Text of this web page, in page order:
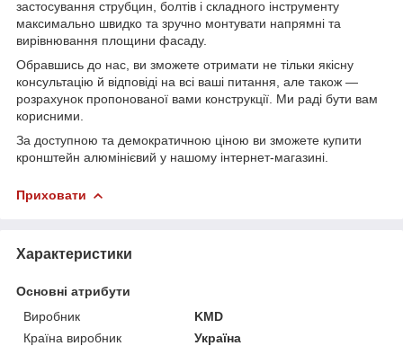
застосування струбцин, болтів і складного інструменту
максимально швидко та зручно монтувати напрямні та
вирівнювання площини фасаду.
Обравшись до нас, ви зможете отримати не тільки якісну
консультацію й відповіді на всі ваші питання, але також —
розрахунок пропонованої вами конструкції. Ми раді бути вам
корисними.
За доступною та демократичною ціною ви зможете купити
кронштейн алюмінієвий у нашому інтернет-магазині.
Приховати
Характеристики
Основні атрибути
Виробник
KMD
Країна виробник
Україна